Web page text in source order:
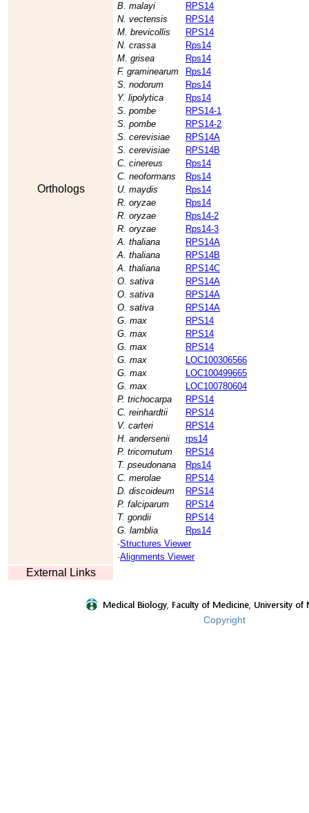
Orthologs
B. malayi
RPS14
N. vectensis
RPS14
M. brevicollis
RPS14
N. crassa
Rps14
M. grisea
Rps14
F. graminearum
Rps14
S. nodorum
Rps14
Y. lipolytica
Rps14
S. pombe
RPS14-1
S. pombe
RPS14-2
S. cerevisiae
RPS14A
S. cerevisiae
RPS14B
C. cinereus
Rps14
C. neoformans
Rps14
U. maydis
Rps14
R. oryzae
Rps14
R. oryzae
Rps14-2
R. oryzae
Rps14-3
A. thaliana
RPS14A
A. thaliana
RPS14B
A. thaliana
RPS14C
O. sativa
RPS14A
O. sativa
RPS14A
O. sativa
RPS14A
G. max
RPS14
G. max
RPS14
G. max
RPS14
G. max
LOC100306566
G. max
LOC100499665
G. max
LOC100780604
P. trichocarpa
RPS14
C. reinhardtii
RPS14
V. carteri
RPS14
H. andersenii
rps14
P. tricornutum
RPS14
T. pseudonana
Rps14
C. merolae
RPS14
D. discoideum
RPS14
P. falciparum
RPS14
T. gondii
RPS14
G. lamblia
Rps14
·Structures Viewer
·Alignments Viewer
External Links
Copyright